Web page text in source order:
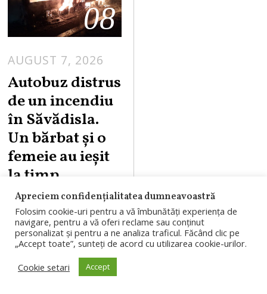
08
AUGUST 7, 2026
Autobuz distrus
de un incendiu
în Săvădisla.
Un bărbat și o
femeie au ieșit
la timp
Un autobuz a fost
distrus complet de
un incendiu
izbucnit în
Săvădisla. Un
Apreciem confidențialitatea dumneavoastră
Folosim cookie-uri pentru a vă îmbunătăți experiența de
navigare, pentru a vă oferi reclame sau conținut
personalizat și pentru a ne analiza traficul. Făcând clic pe
„Accept toate”, sunteți de acord cu utilizarea cookie-urilor.
Cookie setari
Accept